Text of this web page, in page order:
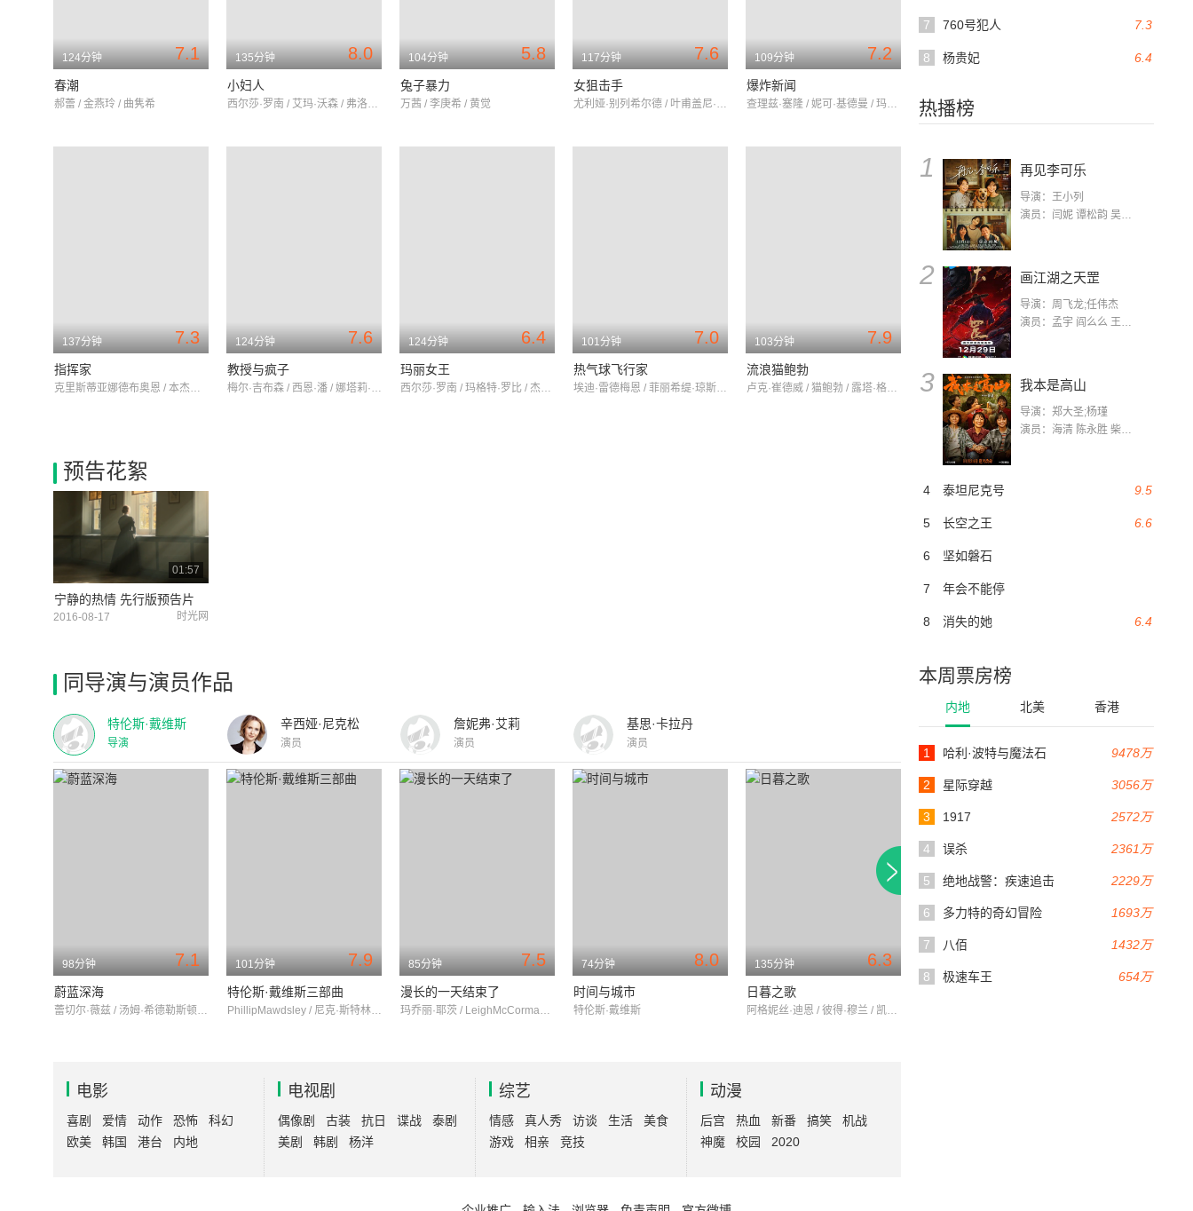
7.3
7 760号犯人
6.4
8 杨贵妃
热播榜
1 再见李可乐
导演：王小列
演员：闫妮 谭松韵 吴京 蒋龙 赵小棠 冯雷 李虎城 平安 小七 小可乐
2 画江湖之天罡
导演：周飞龙;任伟杰
演员：孟宇 阎么么 王凯 郭政建 阎萌萌 杨默 高枫 齐斯伽 刘芊含 马程
3 我本是高山
导演：郑大圣;杨瑾
演员：海清 陈永胜 柴烨 王玥婷 万国鹏 美朵达瓦 赵瑞婷 罗解艳 郭莉娜 潘家艳
9.5
4 泰坦尼克号
6.6
5 长空之王
6 坚如磐石
7 年会不能停
6.4
8 消失的她
本周票房榜
内地 北美 香港
9478万
1 哈利·波特与魔法石
3056万
2 星际穿越
2572万
3 1917
2361万
4 误杀
2229万
5 绝地战警：疾速追击
1693万
6 多力特的奇幻冒险
1432万
7 八佰
654万
8 极速车王
7.1
124分钟
春潮
郝蕾 / 金燕玲 / 曲隽希
8.0
135分钟
小妇人
西尔莎·罗南 / 艾玛·沃森 / 弗洛伦丝·皮尤
5.8
104分钟
兔子暴力
万茜 / 李庚希 / 黄觉
7.6
117分钟
女狙击手
尤利娅·别列希尔德 / 叶甫盖尼·齐加诺夫 / JoanBlackham
7.2
109分钟
爆炸新闻
查理兹·塞隆 / 妮可·基德曼 / 玛格特·罗比
7.3
137分钟
指挥家
克里斯蒂亚娜德布奥恩 / 本杰明·温赖特 / 斯科特·特纳·菲尔德
7.6
124分钟
教授与疯子
梅尔·吉布森 / 西恩·潘 / 娜塔莉·多默尔
6.4
124分钟
玛丽女王
西尔莎·罗南 / 玛格特·罗比 / 杰克·劳登
7.0
101分钟
热气球飞行家
埃迪·雷德梅恩 / 菲丽希缇·琼斯 / 文森特·佩雷斯
7.9
103分钟
流浪猫鲍勃
卢克·崔德威 / 猫鲍勃 / 露塔·格德米纳斯
预告花絮
01:57
宁静的热情 先行版预告片
2016-08-17 时光网
同导演与演员作品
特伦斯·戴维斯
导演
辛西娅·尼克松
演员
詹妮弗·艾莉
演员
基思·卡拉丹
演员
7.1
98分钟
蔚蓝深海
蕾切尔·薇兹 / 汤姆·希德勒斯顿 / 西蒙·拉塞尔·比尔
7.9
101分钟
特伦斯·戴维斯三部曲
PhillipMawdsley / 尼克·斯特林格 / 瓦莱丽·利莉
7.5
85分钟
漫长的一天结束了
玛乔丽·耶茨 / LeighMcCormack / AnthonyWatson
8.0
74分钟
时间与城市
特伦斯·戴维斯
6.3
135分钟
日暮之歌
阿格妮丝·迪恩 / 彼得·穆兰 / 凯文·格思里
电影
喜剧 爱情 动作 恐怖
科幻
欧美
韩国 港台 内地
电视剧
偶像剧 古装 抗日 谍战
泰剧
美剧
韩剧 杨洋
综艺
情感 真人秀 访谈 生活
美食
游戏
相亲 竞技
动漫
后宫 热血 新番 搞笑
机战
神魔
校园 2020